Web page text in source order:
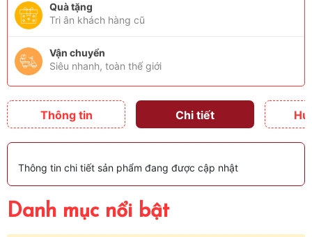
Quà tặng
Tri ân khách hàng cũ
Vận chuyển
Siêu nhanh, toàn thế giới
Thông tin Chi tiết
Thông tin chi tiết sản phẩm đang được cập nhật
Danh mục nổi bật